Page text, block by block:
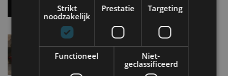
Lamborghini Revuelto eert 60 jaar Miura met
speciale editie
6 aug
Strikt
noodzakelijk
Prestatie Targeting
Functioneel
Niet-
geclassificeerd